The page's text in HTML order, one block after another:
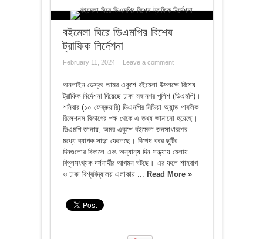
বইমেলা ঘিরে ডিএমপির বিশেষ
ট্রাফিক নির্দেশনা
February 11, 2024 Leave a comment
অনলাইন ডেস্কঃ আমর একুশে বইমেলা উপলক্ষে বিশেষ
ট্রাফিক নির্দেশনা দিয়েছে ঢাকা মহানগর পুলিশ (ডিএমপি)।
শনিবার (১০ ফেব্রুয়ারি) ডিএমপির মিডিয়া অ্যান্ড পাবলিক
রিলেশনস বিভাগের পক্ষ থেকে এ তথ্য জানানো হয়েছে।
ডিএমপি জানায়, অমর একুশে বইমেলা জনসাধারণের
মধ্যে ব্যাপক সাড়া ফেলেছে। বিশেষ করে ছুটির
দিনগুলোর বিকালে এবং অন্যান্য দিন সন্ধ্যায় মেলায়
বিপুলসংখ্যক দর্শনার্থীর আগমন ঘটছে। এর ফলে শাহবাগ
ও ঢাকা বিশ্ববিদ্যালয় এলাকায় ... Read More »